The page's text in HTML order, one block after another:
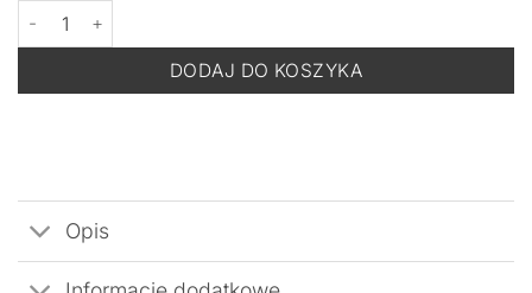
ilość PHARM FOOT ALL IN Fresh Crystals 1250 g
DODAJ DO KOSZYKA
Opis